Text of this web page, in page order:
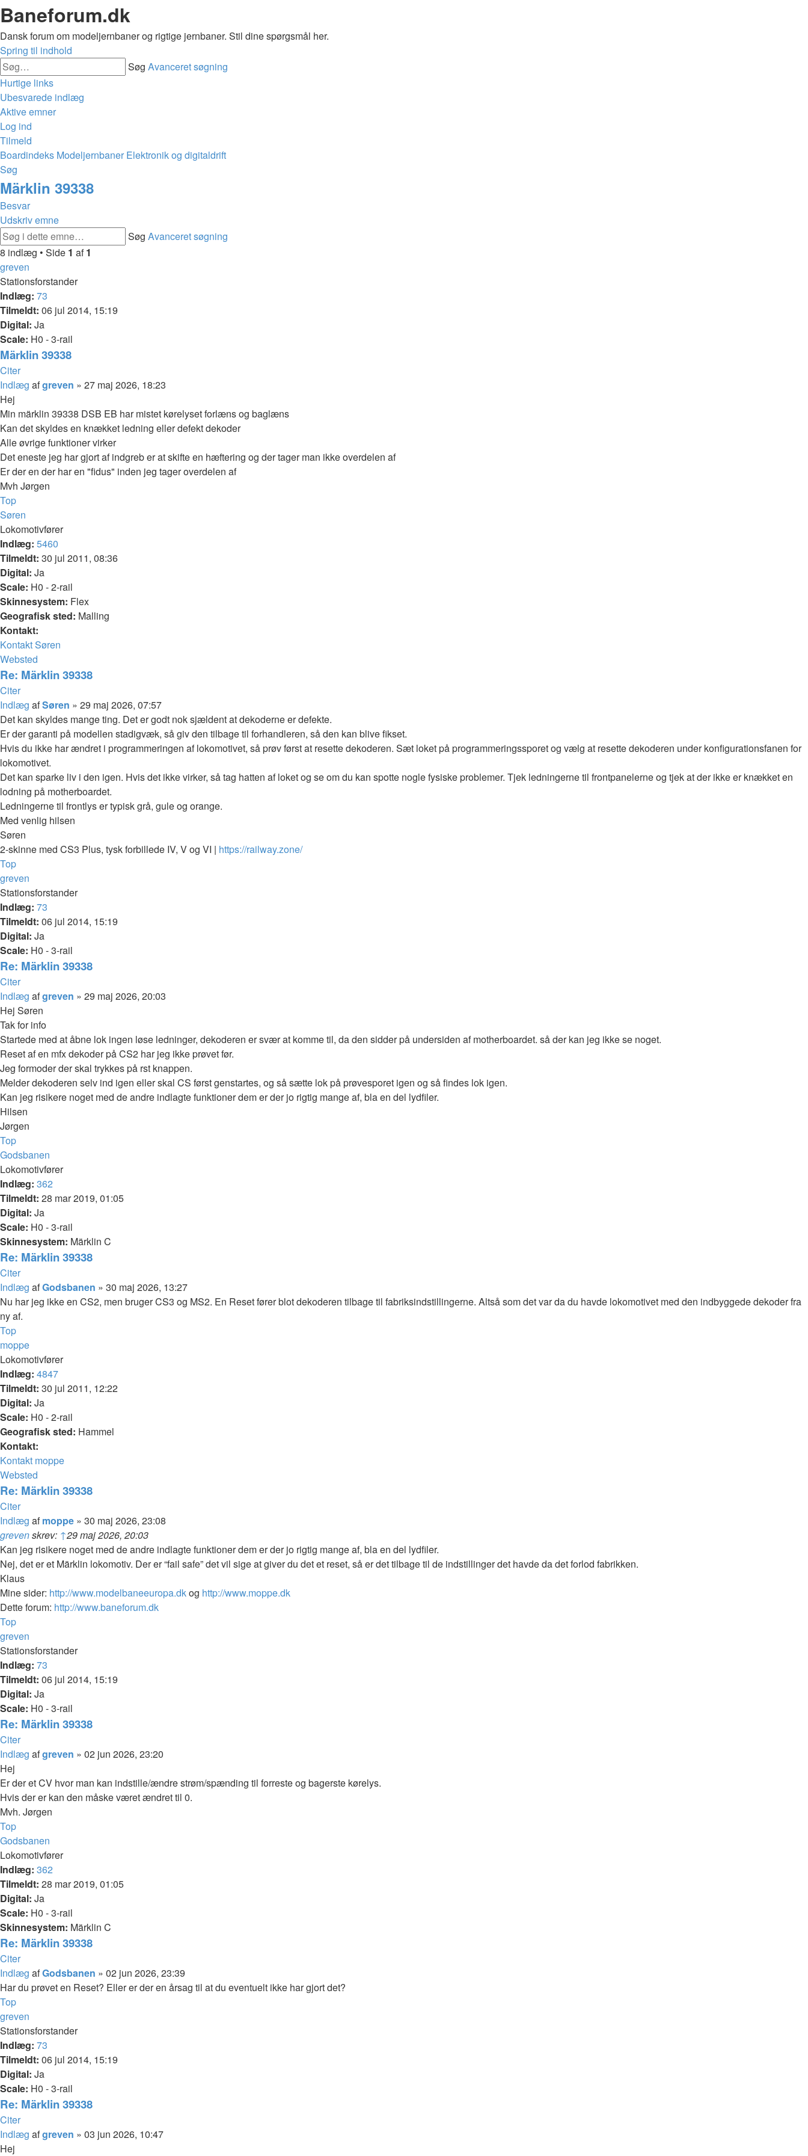
Baneforum.dk
Dansk forum om modeljernbaner og rigtige jernbaner. Stil dine spørgsmål her.
Spring til indhold
Søg Avanceret søgning
Hurtige links
Ubesvarede indlæg
Aktive emner
Log ind
Tilmeld
Boardindeks Modeljernbaner Elektronik og digitaldrift
Søg
Märklin 39338
Besvar
Udskriv emne
Søg Avanceret søgning
8 indlæg • Side 1 af1
greven
Stationsforstander
Indlæg: 73
Tilmeldt: 06 jul 2014, 15:19
Digital: Ja
Scale: H0 - 3-rail
Märklin 39338
Citer
Indlæg afgreven » 27 maj 2026, 18:23
Hej
Min märklin 39338 DSB EB har mistet kørelyset forlæns og baglæns
Kan det skyldes en knækket ledning eller defekt dekoder
Alle øvrige funktioner virker
Det eneste jeg har gjort af indgreb er at skifte en hæftering og der tager man ikke overdelen af
Er der en der har en "fidus" inden jeg tager overdelen af
Mvh Jørgen
Top
Søren
Lokomotivfører
Indlæg: 5460
Tilmeldt: 30 jul 2011, 08:36
Digital: Ja
Scale: H0 - 2-rail
Skinnesystem: Flex
Geografisk sted: Malling
Kontakt:
Kontakt Søren
Websted
Re: Märklin 39338
Citer
Indlæg afSøren » 29 maj 2026, 07:57
Det kan skyldes mange ting. Det er godt nok sjældent at dekoderne er defekte.
Er der garanti på modellen stadigvæk, så giv den tilbage til forhandleren, så den kan blive fikset.
Hvis du ikke har ændret i programmeringen af lokomotivet, så prøv først at resette dekoderen. Sæt loket på programmeringssporet og vælg at resette dekoderen under konfigurationsfanen for
lokomotivet.
Det kan sparke liv i den igen. Hvis det ikke virker, så tag hatten af loket og se om du kan spotte nogle fysiske problemer. Tjek ledningerne til frontpanelerne og tjek at der ikke er knækket en
lodning på motherboardet.
Ledningerne til frontlys er typisk grå, gule og orange.
Med venlig hilsen
Søren
2-skinne med CS3 Plus, tysk forbillede IV, V og VI | https://railway.zone/
Top
greven
Stationsforstander
Indlæg: 73
Tilmeldt: 06 jul 2014, 15:19
Digital: Ja
Scale: H0 - 3-rail
Re: Märklin 39338
Citer
Indlæg afgreven » 29 maj 2026, 20:03
Hej Søren
Tak for info
Startede med at åbne lok ingen løse ledninger, dekoderen er svær at komme til, da den sidder på undersiden af motherboardet. så der kan jeg ikke se noget.
Reset af en mfx dekoder på CS2 har jeg ikke prøvet før.
Jeg formoder der skal trykkes på rst knappen.
Melder dekoderen selv ind igen eller skal CS først genstartes, og så sætte lok på prøvesporet igen og så findes lok igen.
Kan jeg risikere noget med de andre indlagte funktioner dem er der jo rigtig mange af, bla en del lydfiler.
Hilsen
Jørgen
Top
Godsbanen
Lokomotivfører
Indlæg: 362
Tilmeldt: 28 mar 2019, 01:05
Digital: Ja
Scale: H0 - 3-rail
Skinnesystem: Märklin C
Re: Märklin 39338
Citer
Indlæg afGodsbanen » 30 maj 2026, 13:27
Nu har jeg ikke en CS2, men bruger CS3 og MS2. En Reset fører blot dekoderen tilbage til fabriksindstillingerne. Altså som det var da du havde lokomotivet med den indbyggede dekoder fra
ny af.
Top
moppe
Lokomotivfører
Indlæg: 4847
Tilmeldt: 30 jul 2011, 12:22
Digital: Ja
Scale: H0 - 2-rail
Geografisk sted: Hammel
Kontakt:
Kontakt moppe
Websted
Re: Märklin 39338
Citer
Indlæg afmoppe » 30 maj 2026, 23:08
grevenskrev: ↑29 maj 2026, 20:03
Kan jeg risikere noget med de andre indlagte funktioner dem er der jo rigtig mange af, bla en del lydfiler.
Nej, det er et Märklin lokomotiv. Der er “fail safe” det vil sige at giver du det et reset, så er det tilbage til de indstillinger det havde da det forlod fabrikken.
Klaus
Mine sider: http://www.modelbaneeuropa.dkog http://www.moppe.dk
Dette forum: http://www.baneforum.dk
Top
greven
Stationsforstander
Indlæg: 73
Tilmeldt: 06 jul 2014, 15:19
Digital: Ja
Scale: H0 - 3-rail
Re: Märklin 39338
Citer
Indlæg afgreven » 02 jun 2026, 23:20
Hej
Er der et CV hvor man kan indstille/ændre strøm/spænding til forreste og bagerste kørelys.
Hvis der er kan den måske været ændret til 0.
Mvh. Jørgen
Top
Godsbanen
Lokomotivfører
Indlæg: 362
Tilmeldt: 28 mar 2019, 01:05
Digital: Ja
Scale: H0 - 3-rail
Skinnesystem: Märklin C
Re: Märklin 39338
Citer
Indlæg afGodsbanen » 02 jun 2026, 23:39
Har du prøvet en Reset? Eller er der en årsag til at du eventuelt ikke har gjort det?
Top
greven
Stationsforstander
Indlæg: 73
Tilmeldt: 06 jul 2014, 15:19
Digital: Ja
Scale: H0 - 3-rail
Re: Märklin 39338
Citer
Indlæg afgreven » 03 jun 2026, 10:47
Hej